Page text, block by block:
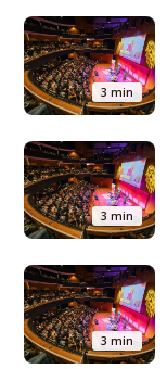
3 min
3 min
3 min